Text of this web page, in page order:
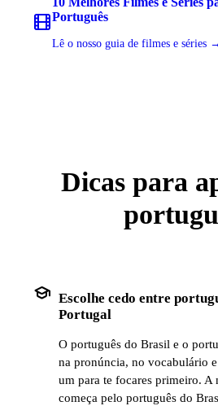
Português
Lê o nosso guia de filmes e séries →
Dicas para
school Escolhe cedo entre
Portugal
O português do Brasil e o
na pronúncia, no vocabulário
um para te focares primeiro. A
começa pelo português do